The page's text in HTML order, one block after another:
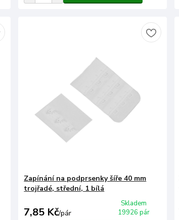
Zapínání na podprsenky šíře 40 mm
trojřadé, střední, 1 bílá
7,85 Kč/pár
Skladem
19926 pár